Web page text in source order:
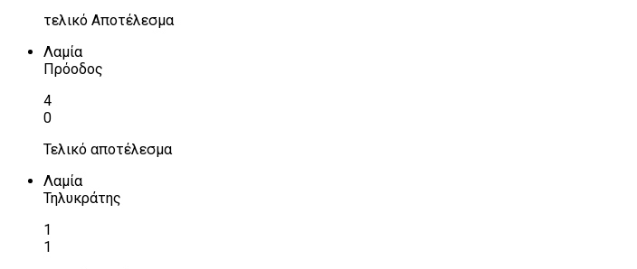
τελικό Αποτέλεσμα
Λαμία
Πρόοδος
4
0
Τελικό αποτέλεσμα
Λαμία
Τηλυκράτης
1
1